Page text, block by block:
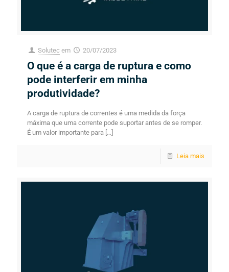
Solutec em 20/07/2023
O que é a carga de ruptura e como
pode interferir em minha
produtividade?
A carga de ruptura de correntes é uma medida da força
máxima que uma corrente pode suportar antes de se romper.
É um valor importante para […]
Leia mais